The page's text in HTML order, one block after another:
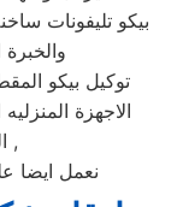
بيكو تليفونات
توكيل بيكو
الاجهزة
المعتمدين للماركات العالمية ,
نعمل ايضا